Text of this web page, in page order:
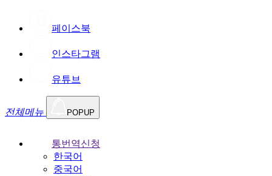
페이스북
인스타그램
유튜브
전체메뉴 POPUP
통번역신청
한국어
중국어